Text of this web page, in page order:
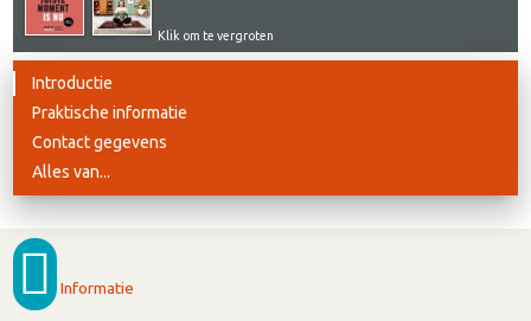
Klik om te vergroten
Introductie
Praktische informatie
Contact gegevens
Alles van...
Informatie